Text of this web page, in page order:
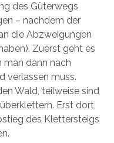
des Güterwegs
– nachdem der
die Abzweigungen
Zuerst geht es
man dann nach
verlassen muss.
Wald, teilweise sind
Erst dort,
des Klettersteigs